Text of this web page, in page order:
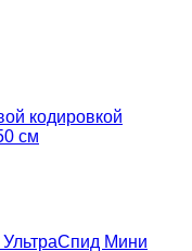
кодировкой
см